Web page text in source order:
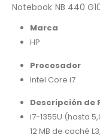
Notebook NB 440 G10
Marca
HP
Procesador
Intel Core i7
Descripción de
i7-1355U (hasta
12 MB de caché